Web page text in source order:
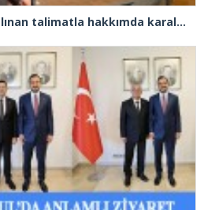
Şadi Yazıcı, “Silivri’den alınan talimatla hakkımda karalama kampanyası yürütülüyor”